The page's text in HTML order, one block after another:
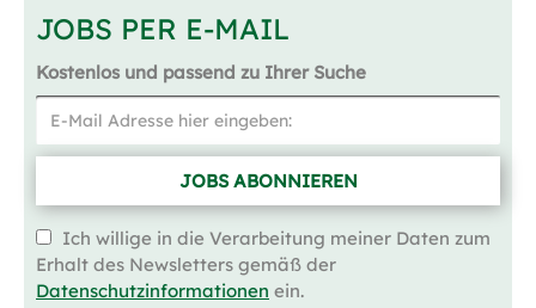
JOBS PER E-MAIL
Kostenlos und passend zu Ihrer Suche
JOBS ABONNIEREN
Ich willige in die Verarbeitung meiner Daten zum
Erhalt des Newsletters gemäß der
Datenschutzinformationen ein.